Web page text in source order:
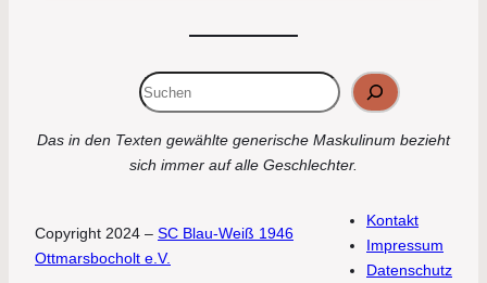
Das in den Texten gewählte generische Maskulinum bezieht
sich immer auf alle Geschlechter.
Copyright 2024 – SC Blau-Weiß 1946
Ottmarsbocholt e.V.
Kontakt
Impressum
Datenschutz